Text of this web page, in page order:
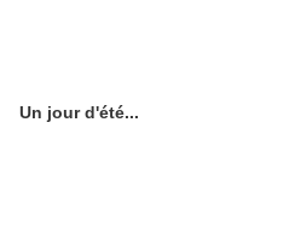
Un jour d'été...